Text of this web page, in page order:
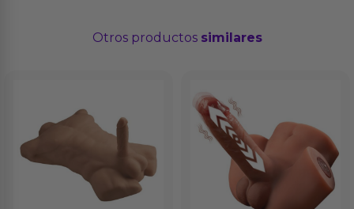
Otros productos similares